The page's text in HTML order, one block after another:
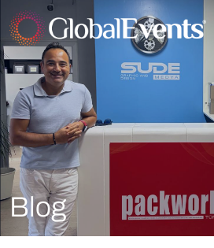
Blog